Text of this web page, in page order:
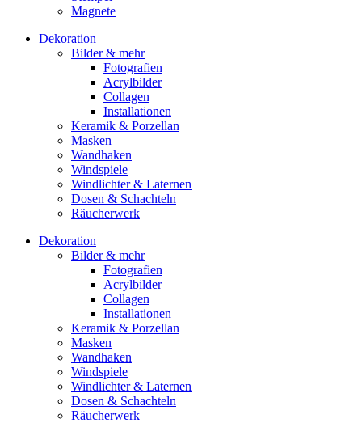
Magnete
Dekoration
Bilder & mehr
Fotografien
Acrylbilder
Collagen
Installationen
Keramik & Porzellan
Masken
Wandhaken
Windspiele
Windlichter & Laternen
Dosen & Schachteln
Räucherwerk
Dekoration
Bilder & mehr
Fotografien
Acrylbilder
Collagen
Installationen
Keramik & Porzellan
Masken
Wandhaken
Windspiele
Windlichter & Laternen
Dosen & Schachteln
Räucherwerk